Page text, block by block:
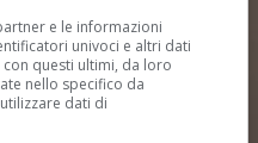
e le informazioni
univoci e altri dati
questi ultimi, da loro
nello specifico da
dati di